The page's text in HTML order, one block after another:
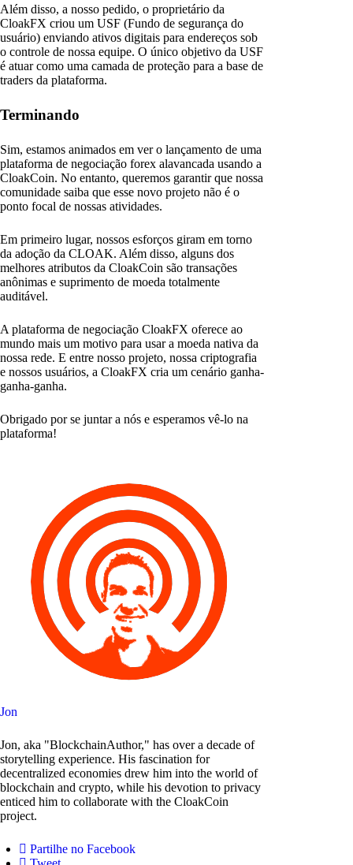
Além disso, a nosso pedido, o proprietário da
CloakFX criou um USF (Fundo de segurança do
usuário) enviando ativos digitais para endereços sob
o controle de nossa equipe. O único objetivo da USF
é atuar como uma camada de proteção para a base de
traders da plataforma.
Terminando
Sim, estamos animados em ver o lançamento de uma
plataforma de negociação forex alavancada usando a
CloakCoin. No entanto, queremos garantir que nossa
comunidade saiba que esse novo projeto não é o
ponto focal de nossas atividades.
Em primeiro lugar, nossos esforços giram em torno
da adoção da CLOAK. Além disso, alguns dos
melhores atributos da CloakCoin são transações
anônimas e suprimento de moeda totalmente
auditável.
A plataforma de negociação CloakFX oferece ao
mundo mais um motivo para usar a moeda nativa da
nossa rede. E entre nosso projeto, nossa criptografia
e nossos usuários, a CloakFX cria um cenário ganha-
ganha-ganha.
Obrigado por se juntar a nós e esperamos vê-lo na
plataforma!
Jon
Jon, aka "BlockchainAuthor," has over a decade of
storytelling experience. His fascination for
decentralized economies drew him into the world of
blockchain and crypto, while his devotion to privacy
enticed him to collaborate with the CloakCoin
project.
Partilhe no Facebook